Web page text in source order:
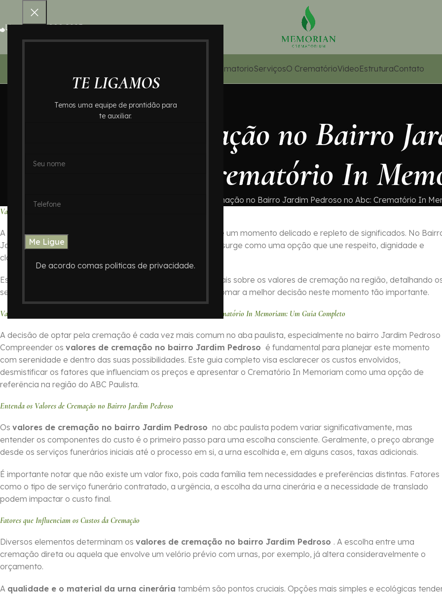
TE LIGAMOS
Temos uma equipe de prontidão para
te auxiliar.
De acordo comas politicas de privacidade.
Ligue 0800 000 8995
Home – CrematorioServiçosO CrematórioVideoEstruturaContato
Valores de Cremação no Bairro
no Abc: Crematório In
Valores de Cremação no Bairro Jardim Pedroso no Abc: Crematório In
Valores de Cremação no Bairro Jardim Pedroso : Crematório In Memoriam
A decisão de como honrar a memória de um ente querido é um momento delicado e repleto de significados. No
Jardim Pedroso , ABC Paulista, o
surge como uma opção que une respeito, dignidade e
clareza nos procedimentos.
Este guia foi elaborado para oferecer informações essenciais sobre os valores de cremação na região, detalhando
serviços do Crematório In Memoriam e auxiliando você a tomar a melhor decisão neste momento tão importante.
Valores de Cremação no Bairro Jardim Pedroso no ABC Paulista com o Crematório In Memoriam: Um Guia Completo
A decisão de optar pela cremação é cada vez mais comum no aba paulista, especialmente no bairro Jardim Pedroso
Compreender os valores de cremação no bairro Jardim Pedroso é fundamental para planejar este momento
com serenidade e dentro das suas possibilidades. Este guia completo visa esclarecer os custos envolvidos,
desmistificar os fatores que influenciam os preços e apresentar o Crematório In Memoriam como uma opção de
referência na região do ABC Paulista.
Entenda os Valores de Cremação no Bairro Jardim Pedroso
Os valores de cremação no bairro Jardim Pedroso no abc paulista podem variar significativamente, mas
entender os componentes do custo é o primeiro passo para uma escolha consciente. Geralmente, o preço abrange
desde os serviços funerários iniciais até o processo em si, a urna escolhida e, em alguns casos, taxas adicionais.
É importante notar que não existe um valor fixo, pois cada família tem necessidades e preferências distintas. Fatores
como o tipo de serviço funerário contratado, a urgência, a escolha da urna cinerária e a necessidade de translado
podem impactar o custo final.
Fatores que Influenciam os Custos da Cremação
Diversos elementos determinam os valores de cremação no bairro Jardim Pedroso . A escolha entre uma
cremação direta ou aquela que envolve um velório prévio com urnas, por exemplo, já altera consideravelmente o
orçamento.
A qualidade e o material da urna cinerária também são pontos cruciais. Opções mais simples e ecológicas